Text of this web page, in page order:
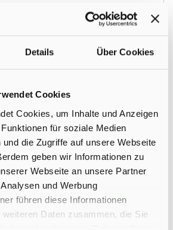
Details Über Cookies
Cookies
Cookies, um Inhalte und Anzeigen
für soziale Medien
die Zugriffe auf unsere Webseite
geben wir Informationen zu
Webseite an unsere Partner
und Werbung
führen diese Informationen
Daten zusammen, die Sie
ZIMMER
frei gestalten